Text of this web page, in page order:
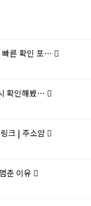
빠른 확인 포…
확인해봤…
크 | 주소얌
춘 이유